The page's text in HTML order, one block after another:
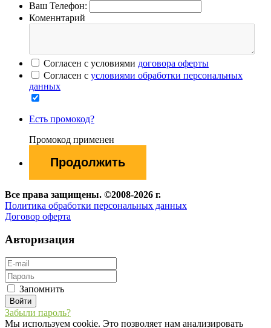
Ваш Телефон:
Коменнтарий
Согласен с условиями договора оферты
Согласен с условиями обработки персональных
данных
Есть промокод?
Промокод применен
Все права защищены. ©2008-2026 г.
Политика обработки персональных данных
Договор оферта
Авторизация
Запомнить
Забыли пароль?
Мы используем cookie. Это позволяет нам анализировать